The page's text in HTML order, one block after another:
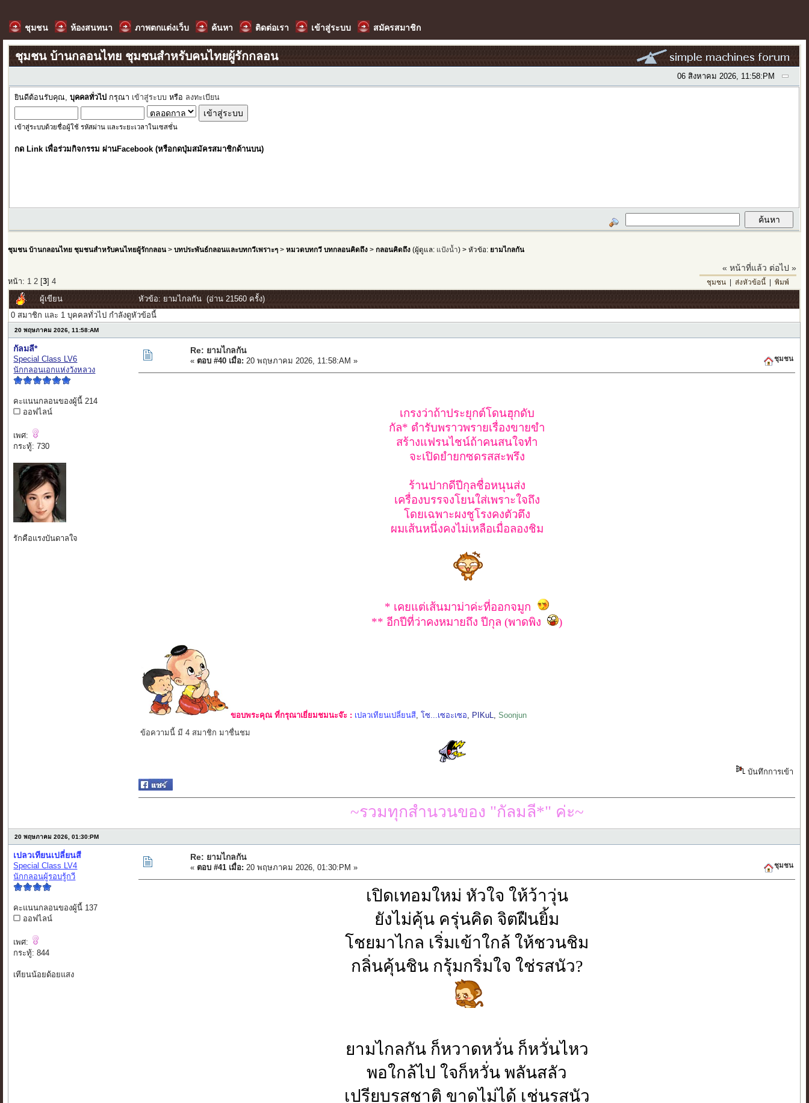
ชุมชน ห้องสนทนา ภาพตกแต่งเว็บ ค้นหา ติดต่อเรา เข้าสู่ระบบ สมัครสมาชิก
ชุมชน บ้านกลอนไทย ชุมชนสำหรับคนไทยผู้รักกลอน
06 สิงหาคม 2026, 11:58:PM
ยินดีต้อนรับคุณ,บุคคลทั่วไป กรุณา เข้าสู่ระบบ หรือ ลงทะเบียน
เข้าสู่ระบบด้วยชื่อผู้ใช้ รหัสผ่าน และระยะเวลาในเซสชั่น
กด Link เพื่อร่วมกิจกรรม ผ่านFacebook (หรือกดปุ่มสมัครสมาชิกด้านบน)
ชุมชน บ้านกลอนไทย ชุมชนสำหรับคนไทยผู้รักกลอน >บทประพันธ์กลอนและบทกวีเพราะๆ >หมวดบทกวี บทกลอนคิดถึง >กลอนคิดถึง (ผู้ดูแล: แป้งน้ำ) > หัวข้อ: ยามไกลกัน
หน้า: 1 2 [3 ]4
« หน้าที่แล้ว ต่อไป »
ชุมชน| ส่งหัวข้อนี้| พิมพ์
ผู้เขียน
หัวข้อ: ยามไกลกัน (อ่าน 21560 ครั้ง)
0 สมาชิก และ 1 บุคคลทั่วไป กำลังดูหัวข้อนี้
20 พฤษภาคม 2026, 11:58:AM
กัลมลี*
Special Class LV6
นักกลอนเอกแห่งวังหลวง
คะแนนกลอนของผู้นี้ 214
ออฟไลน์
เพศ:
กระทู้: 730
รักคือแรงบันดาลใจ
Re: ยามไกลกัน
« ตอบ #40 เมื่อ: 20 พฤษภาคม 2026, 11:58:AM » ชุมชน
เกรงว่าถ้าประยุกต์โดนฮุกดับ
กัล* ตำรับพราวพรายเรื่องขายขำ
สร้างแฟรนไชน์ถ้าคนสนใจทำ
จะเปิดยำยกซดรสสะพรึง
ร้านปากดีปีกุลชื่อหนุนส่ง
เครื่องบรรจงโยนใส่เพราะใจถึง
โดยเฉพาะผงชูโรงคงตัวตึง
ผมเส้นหนึ่งคงไม่เหลือเมื่อลองชิม
* เคยแต่เส้นมาม่าค่ะที่ออกจมูก
** อีกปีที่ว่าคงหมายถึง ปีกุล (พาดพิง
)
ขอบพระคุณ ที่กรุณาเยี่ยมชมนะจ๊ะ : เปลวเทียนเปลี่ยนสี,โซ...เซอะเซอ, PIKuL,Soonjun
ข้อความนี้ มี 4 สมาชิก มาชื่นชม
บันทึกการเข้า
~รวมทุกสำนวนของ "กัลมลี*" ค่ะ~
20 พฤษภาคม 2026, 01:30:PM
เปลวเทียนเปลี่ยนสี
Special Class LV4
นักกลอนผู้รอบรู้กวี
คะแนนกลอนของผู้นี้ 137
ออฟไลน์
เพศ:
กระทู้: 844
เทียนน้อยด้อยแสง
Re: ยามไกลกัน
« ตอบ #41 เมื่อ: 20 พฤษภาคม 2026, 01:30:PM » ชุมชน
เปิดเทอมใหม่ หัวใจ ให้ว้าวุ่น
ยังไม่คุ้น ครุ่นคิด จิตฝืนยิ้ม
โชยมาไกล เริ่มเข้าใกล้ ให้ชวนชิม
กลิ่นคุ้นชิน กรุ้มกริ่มใจ ใช่รสนัว?
ยามไกลกัน ก็หวาดหวั่น ก็หวั่นไหว
พอใกล้ไป ใจก็หวั่น พลันสลัว
เปรียบรสชาติ ขาดไม่ได้ เช่นรสนัว